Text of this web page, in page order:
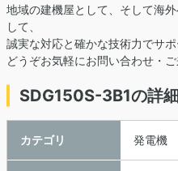
地域の建機屋として、そして海
して、
誠実な対応と確かな技術力でサポ
どうぞお気軽にお問い合わせ・ご
SDG150S-3B1の詳
カテゴリ 発電機